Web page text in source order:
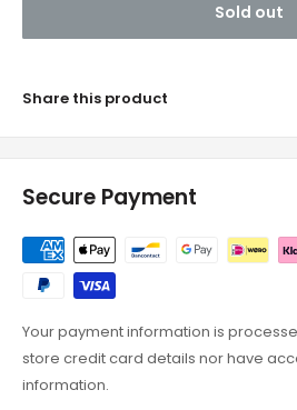
Sold out
Share this product
Secure Payment
Your payment information is
store credit card details nor have
information.